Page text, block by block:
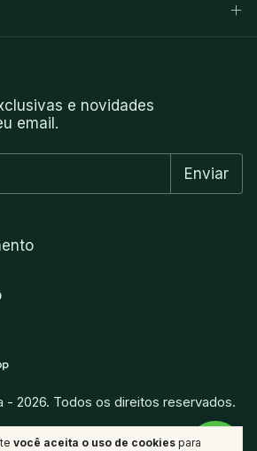
você aceita o uso de cookies para
e novidades
email.
- 2026. Todos os direitos reservados.
porvitamina.